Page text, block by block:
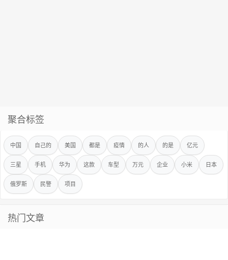
聚合标签
中国 自己的 美国 都是 疫情 的人 的是 亿元
三星 手机 华为 这款 车型 万元 企业 小米 日本
俄罗斯 民警 项目
热门文章